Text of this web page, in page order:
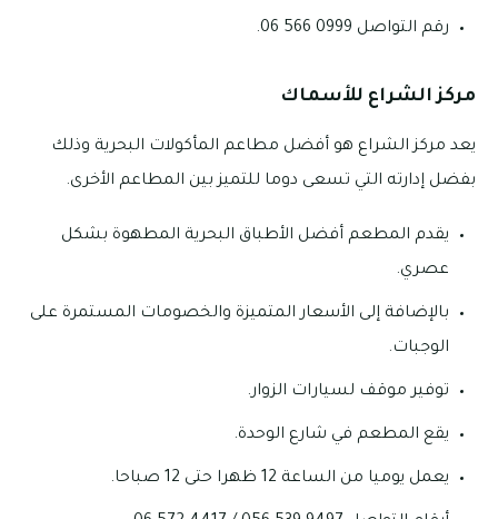
رقم التواصل 0999 566 06.
مركز الشراع للأسماك
يعد مركز الشراع هو أفضل مطاعم المأكولات البحرية وذلك
بفضل إدارته التي تسعى دوما للتميز بين المطاعم الأخرى.
يقدم المطعم أفضل الأطباق البحرية المطهوة بشكل
عصري.
بالإضافة إلى الأسعار المتميزة والخصومات المستمرة على
الوجبات.
توفير موقف لسيارات الزوار.
يقع المطعم في شارع الوحدة.
يعمل يوميا من الساعة 12 ظهرا حتى 12 صباحا.